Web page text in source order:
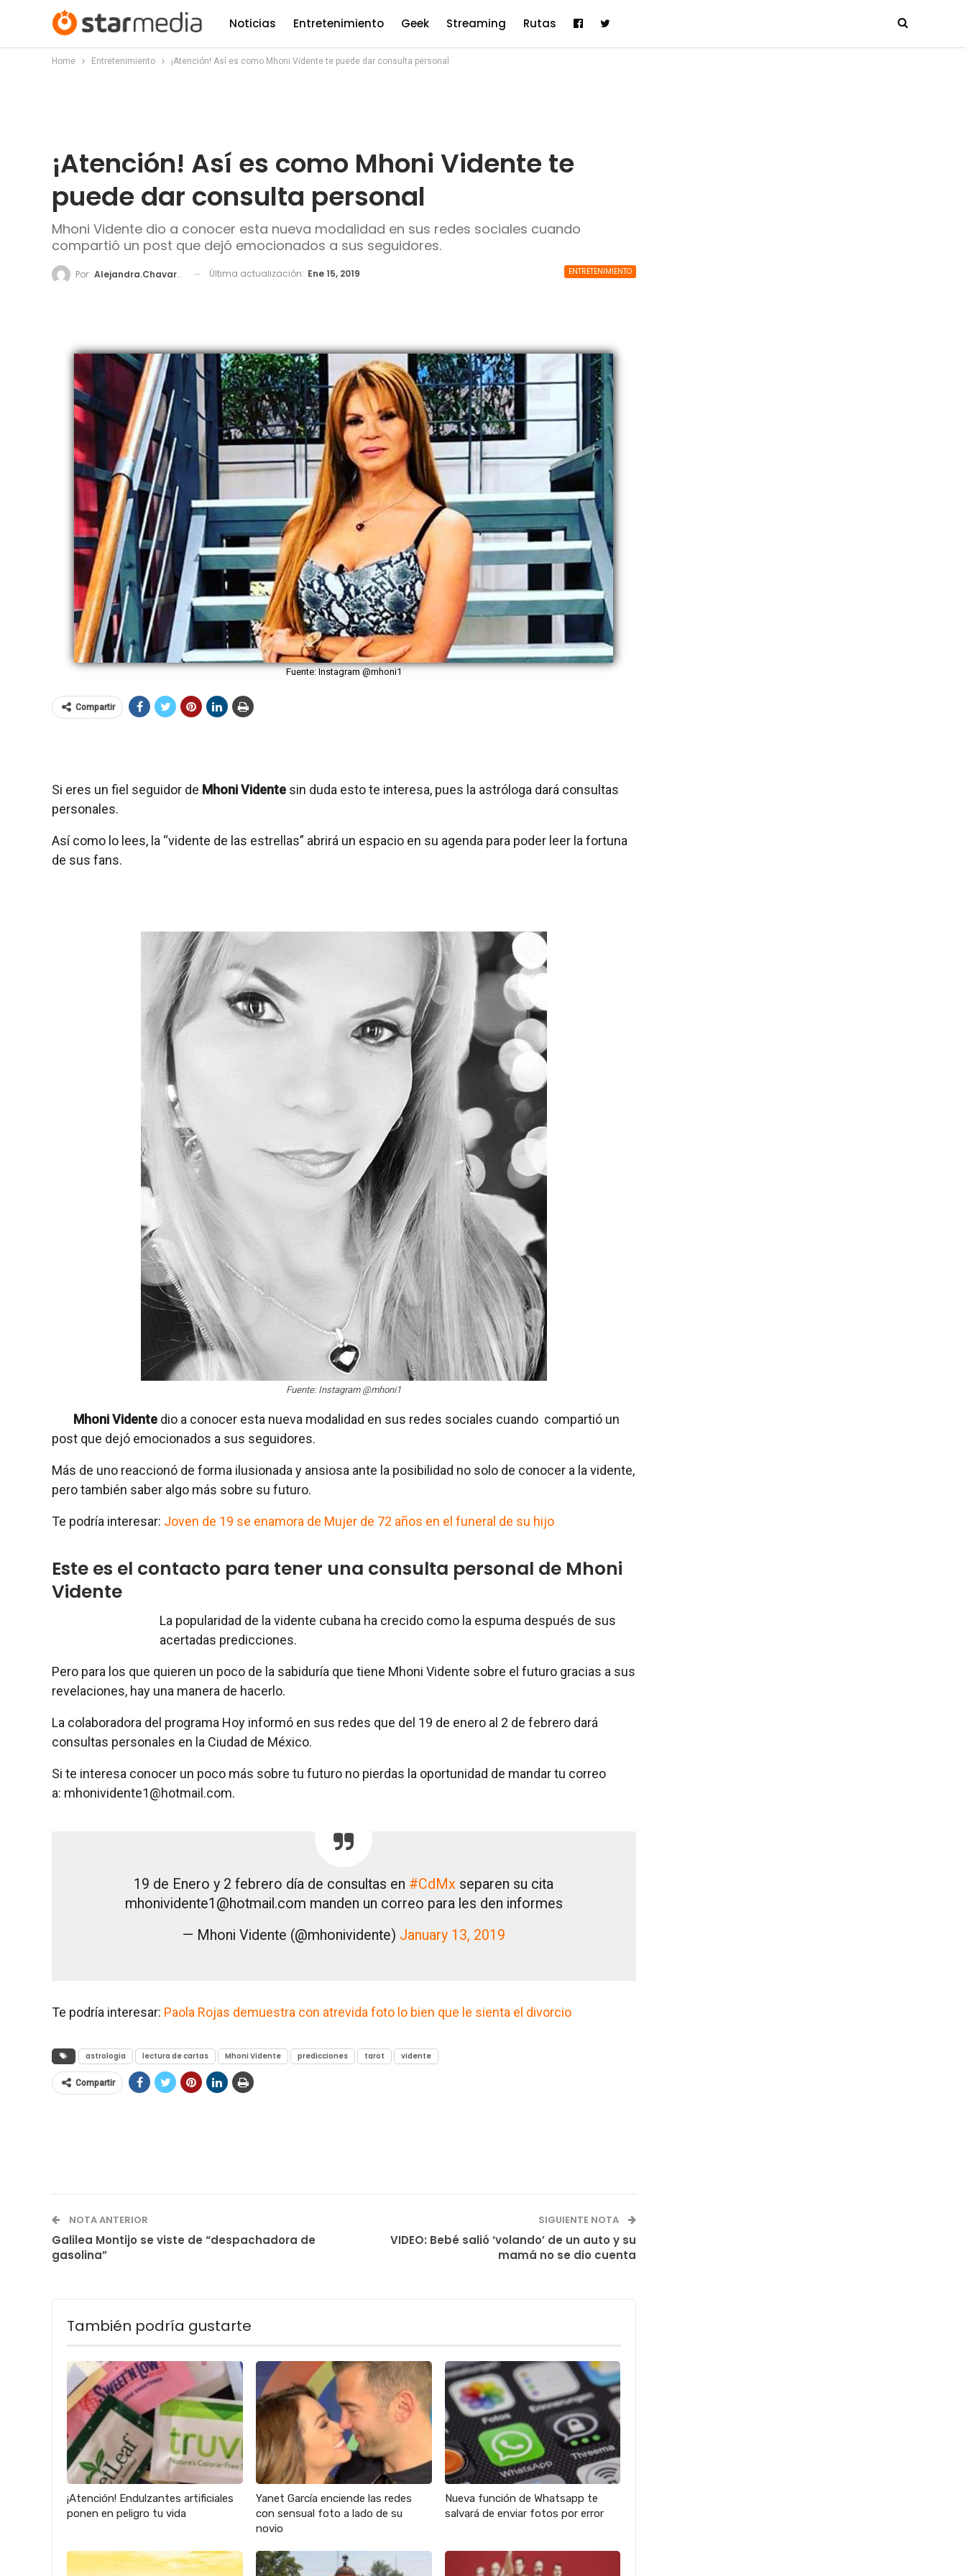
Noticias Entretenimiento Geek Streaming Rutas
Home Entretenimiento ¡Atención! Así es como Mhoni Vidente te puede dar consulta personal
¡Atención! Así es como Mhoni Vidente te
puede dar consulta personal
Mhoni Vidente dio a conocer esta nueva modalidad en sus redes sociales cuando
compartió un post que dejó emocionados a sus seguidores.
ENTRETENIMIENTO
Por: Alejandra.chavarria Última actualización: Ene 15, 2019
Fuente: Instagram @mhoni1
Compartir
Si eres un fiel seguidor de Mhoni Vidente sin duda esto te interesa, pues la astróloga dará consultas
personales.
Así como lo lees, la “vidente de las estrellas” abrirá un espacio en su agenda para poder leer la fortuna
de sus fans.
Fuente: Instagram @mhoni1
Mhoni Vidente dio a conocer esta nueva modalidad en sus redes sociales cuando compartió un
post que dejó emocionados a sus seguidores.
Más de uno reaccionó de forma ilusionada y ansiosa ante la posibilidad no solo de conocer a la vidente,
pero también saber algo más sobre su futuro.
Te podría interesar: Joven de 19 se enamora de Mujer de 72 años en el funeral de su hijo
Este es el contacto para tener una consulta personal de Mhoni
Vidente
La popularidad de la vidente cubana ha crecido como la espuma después de sus
acertadas predicciones.
Pero para los que quieren un poco de la sabiduría que tiene Mhoni Vidente sobre el futuro gracias a sus
revelaciones, hay una manera de hacerlo.
La colaboradora del programa Hoy informó en sus redes que del 19 de enero al 2 de febrero dará
consultas personales en la Ciudad de México.
Si te interesa conocer un poco más sobre tu futuro no pierdas la oportunidad de mandar tu correo
a: mhonividente1@hotmail.com.
19 de Enero y 2 febrero día de consultas en #CdMx separen su cita
mhonividente1@hotmail.com manden un correo para les den informes
— Mhoni Vidente (@mhonividente) January 13, 2019
Te podría interesar: Paola Rojas demuestra con atrevida foto lo bien que le sienta el divorcio
astrologia lectura de cartas Mhoni Vidente predicciones tarot vidente
Compartir
NOTA ANTERIOR
Galilea Montijo se viste de “despachadora de
gasolina”
SIGUIENTE NOTA
VIDEO: Bebé salió ‘volando’ de un auto y su
mamá no se dio cuenta
También podría gustarte
¡Atención! Endulzantes artificiales
ponen en peligro tu vida
Yanet García enciende las redes
con sensual foto a lado de su
novio
Nueva función de Whatsapp te
salvará de enviar fotos por error